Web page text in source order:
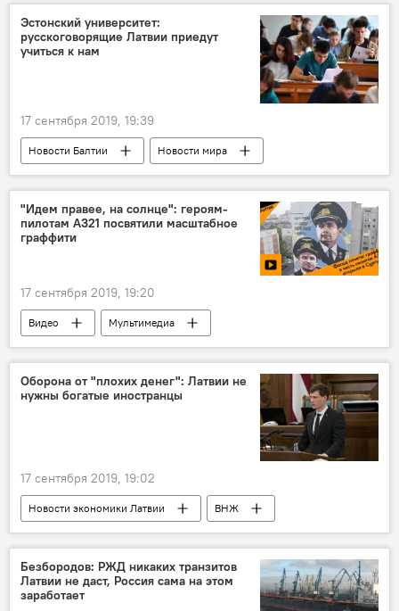
Эгилс Левитс
легионеры
декларация
Эстонский университет:
русскоговорящие Латвии приедут
учиться к нам
17 сентября 2019, 19:39
Новости Балтии
Новости мира
Новости Латвии
Эстония Латвия
"Идем правее, на солнце": героям-
пилотам А321 посвятили масштабное
граффити
17 сентября 2019, 19:20
Видео
Мультимедиа
Новости России
Новости мира
граффити
аварийная посадка
самолет
Оборона от "плохих денег": Латвии не
нужны богатые иностранцы
17 сентября 2019, 19:02
Новости экономики Латвии
ВНЖ
Латвия
правительство Латвии
Кришьянис Кариньш
нерезиденты
Безбородов: РЖД никаких транзитов
Латвии не даст, Россия сама на этом
заработает